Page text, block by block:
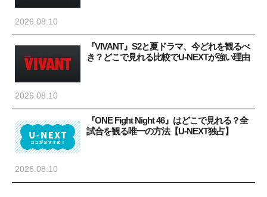
2026.08.10
『VIVANT』S2と夏ドラマ、今どれを観るべ
き？どこで見れる比較でU-NEXTが強い理由
2026.08.10
『ONE Fight Night 46』はどこで見れる？全
試合を観る唯一の方法【U-NEXT独占】
2026.08.10